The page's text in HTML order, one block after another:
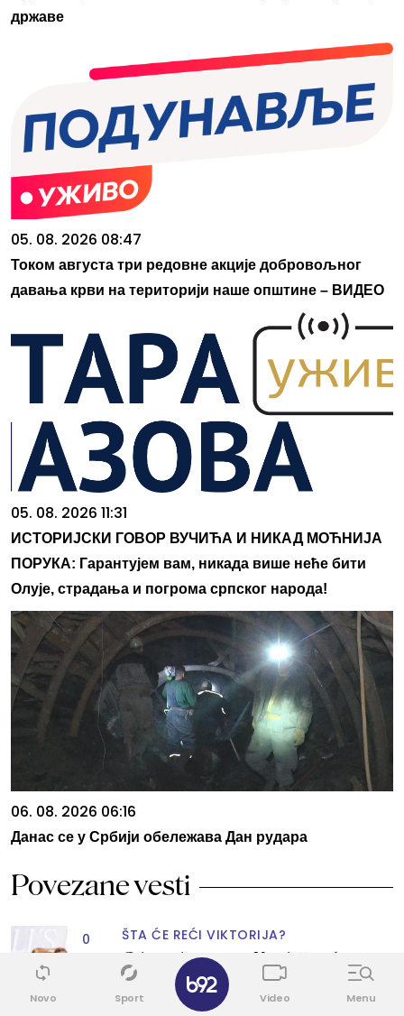
државе
05. 08. 2026 08:47
Током августа три редовне акције добровољног
давања крви на територији наше општине – ВИДЕО
05. 08. 2026 11:31
ИСТОРИЈСКИ ГОВОР ВУЧИЋА И НИКАД МОЋНИЈА
ПОРУКА: Гарантујем вам, никада више неће бити
Олује, страдања и погрома српског народа!
06. 08. 2026 06:16
Данас се у Србији обележава Дан рудара
Povezane vesti
0 ŠTA ĆE REĆI VIKTORIJA?
Gde god se pojavi Kardašijanka – tu
su i problemi: Grli Bekama i ne mari
za poglede VIDEO
Novo Sport Video Menu
✕